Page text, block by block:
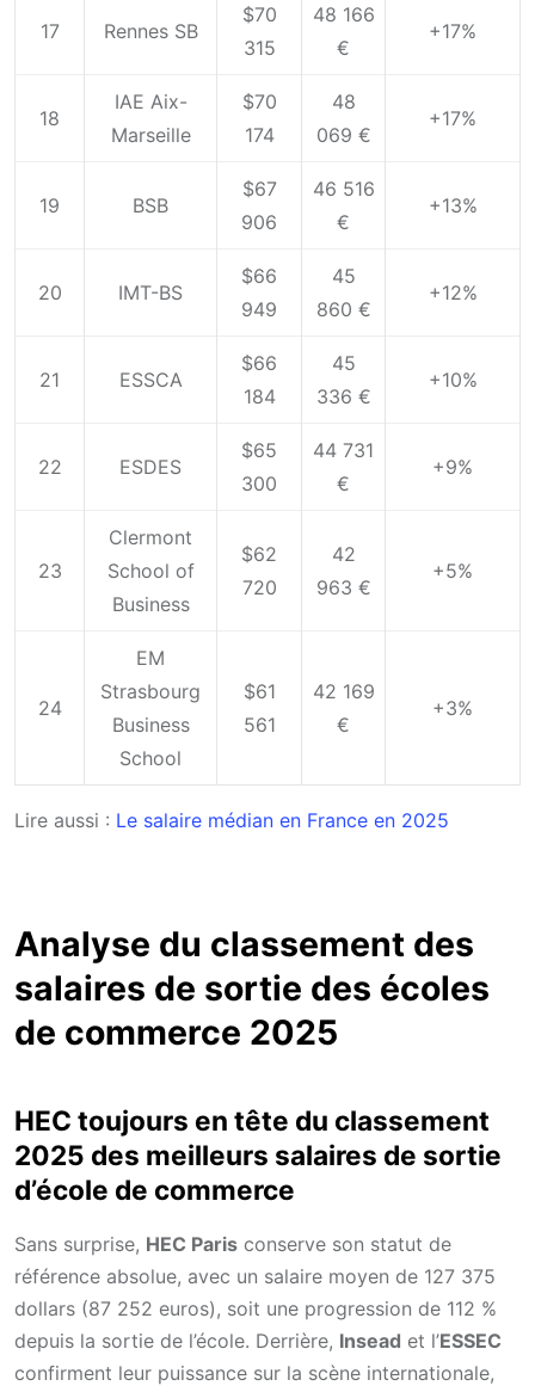
17 Rennes SB
$70
315
48 166
€
+17%
18
IAE Aix-
Marseille
$70
174
48
069 €
+17%
19 BSB
$67
906
46 516
€
+13%
20 IMT-BS
$66
949
45
860 €
+12%
21 ESSCA
$66
184
45
336 €
+10%
22 ESDES
$65
300
44 731
€
+9%
23
Clermont
School of
Business
$62
720
42
963 €
+5%
24
EM
Strasbourg
Business
School
$61
561
42 169
€
+3%
Lire aussi : Le salaire médian en France en 2025
Analyse du classement des
salaires de sortie des écoles
de commerce 2025
HEC toujours en tête du classement
2025 des meilleurs salaires de sortie
d’école de commerce
Sans surprise, HEC Paris conserve son statut de
référence absolue, avec un salaire moyen de 127 375
dollars (87 252 euros), soit une progression de 112 %
depuis la sortie de l’école. Derrière, Insead et l’ESSEC
confirment leur puissance sur la scène internationale,